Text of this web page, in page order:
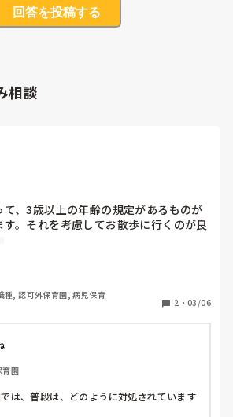
回答を投稿する
相談
、3歳以上の年齢の規定があるものが
。それを考慮してお散歩に行くのが良
員配置などでうまくいかない時もありま
教えていただきたいです！
種, 認可外保育園, 病児保育
2 ・ 03/06
育園
は、普段は、どのように対処されています